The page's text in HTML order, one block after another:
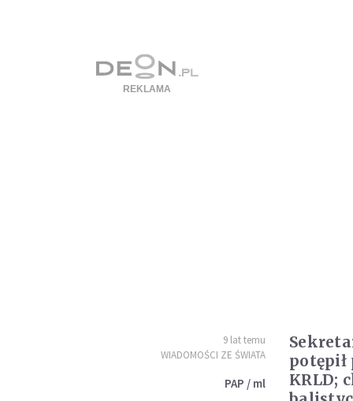
9 lat temu
WIADOMOŚCI ZE ŚWIATA
PAP / ml
KRLD;